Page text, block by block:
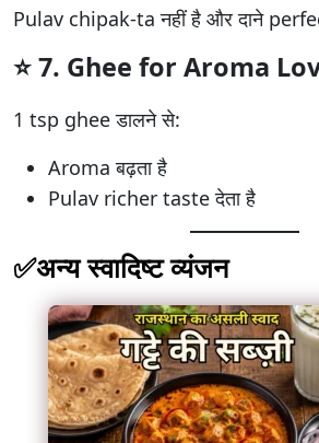
Pulav chipak-ta नहीं है और दाने
⭐ 7. Ghee for Aroma
1 tsp ghee डालने से:
Aroma बढ़ता है
Pulav richer taste देता है
✅अन्य स्वादिष्ट व्यंजन